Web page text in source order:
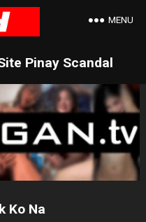
Pinay Scandal
MENU
Ko Na